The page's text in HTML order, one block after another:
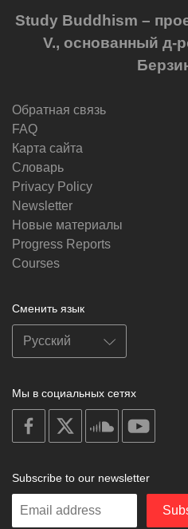
Study Buddhism –
V., основанный д-
Обратная связь
FAQ
Карта сайта
Словарь
Privacy Policy
Newsletter
Новые материалы
Progress Reports
Courses
Сменить язык
Мы в социальных сетях
on
facebook
soundcloud
Subscribe to our newsletter
Enter